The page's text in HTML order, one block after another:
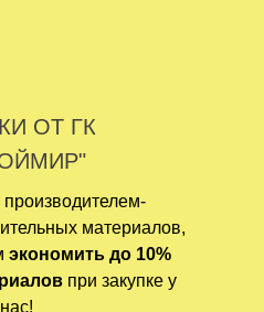
ОТ ГК
материалов,
экономить до 10%
при закупке у
нас!